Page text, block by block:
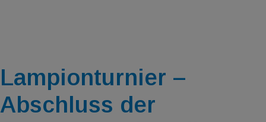
Lampionturnier –
Abschluss der